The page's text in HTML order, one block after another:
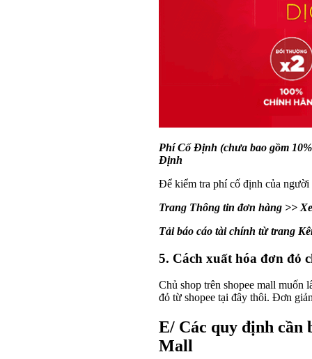
Phí Cố Định (chưa bao gồm
Định
Để kiểm tra phí cố định của người
Trang Thông tin đơn hàng >>
Tải báo cáo tài chính từ trang
5. Cách xuất hóa đơn đỏ
Chủ shop trên shopee mall muốn
đỏ từ shopee tại đây thôi. Đơn
E/ Các quy định cần
Mall